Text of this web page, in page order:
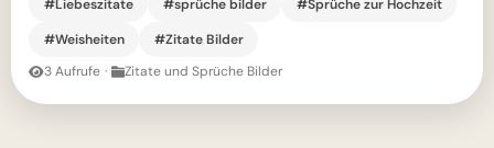
#Liebeszitate
#sprüche bilder
#Sprüche zur Hochzeit
#Weisheiten
#Zitate Bilder
3 Aufrufe · Zitate und Sprüche Bilder